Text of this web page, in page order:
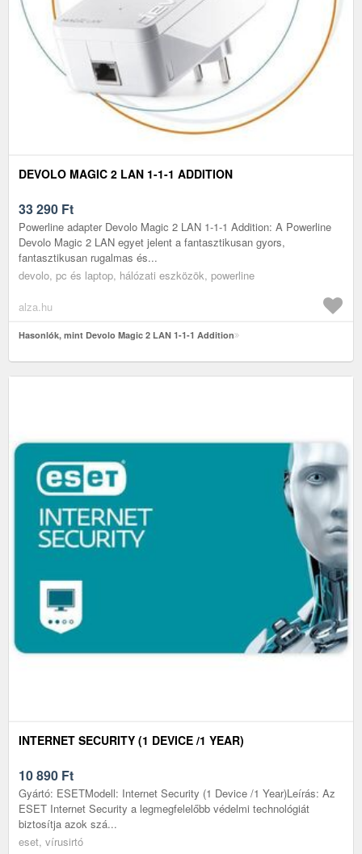
DEVOLO MAGIC 2 LAN 1-1-1 ADDITION
33 290 Ft
Powerline adapter Devolo Magic 2 LAN 1-1-1 Addition: A Powerline
Devolo Magic 2 LAN egyet jelent a fantasztikusan gyors,
fantasztikusan rugalmas és...
devolo, pc és laptop, hálózati eszközök, powerline
alza.hu
Hasonlók, mint Devolo Magic 2 LAN 1-1-1 Addition
INTERNET SECURITY (1 DEVICE /1 YEAR)
10 890 Ft
Gyártó: ESETModell: Internet Security (1 Device /1 Year)Leírás: Az
ESET Internet Security a legmegfelelőbb védelmi technológiát
biztosítja azok szá...
eset, vírusirtó